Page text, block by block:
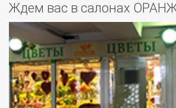
Ждем вас в салонах